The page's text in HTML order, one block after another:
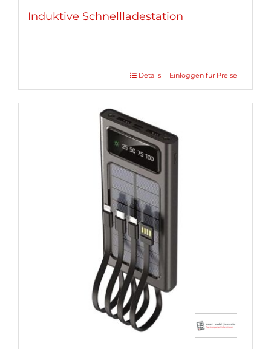
Induktive Schnellladestation
Einloggen für Preise
Details